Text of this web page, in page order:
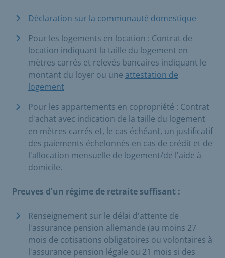
Déclaration sur la communauté domestique
Pour les logements en location : Contrat de
location indiquant la taille du logement en
mètres carrés et relevés bancaires indiquant le
montant du loyer ou une attestation de
logement
Pour les appartements en copropriété : Contrat
d'achat avec indication de la taille du logement
en mètres carrés et, le cas échéant, un justificatif
des paiements échelonnés en cas de crédit et de
l'allocation mensuelle de logement/de l'aide à
domicile.
Preuves d'un régime de retraite suffisant :
Renseignement sur le délai d'attente de
l'assurance pension allemande (au moins 27
mois de cotisations obligatoires ou volontaires à
l'assurance pension légale ou 21 mois si des